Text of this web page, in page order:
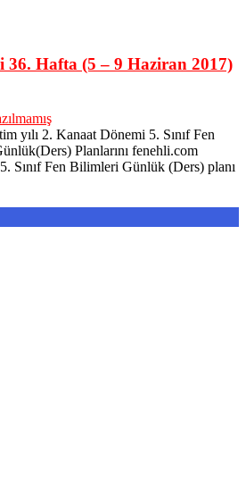
36. Hafta (5 – 9 Haziran 2017)
yılı 2. Kanaat Dönemi 5. Sınıf Fen
Planlarını fenehli.com
Sınıf Fen Bilimleri Günlük (Ders) planı